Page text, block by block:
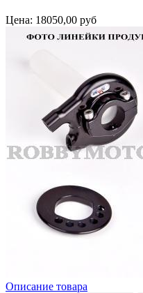
Цена: 18050,00 руб
Описание товара